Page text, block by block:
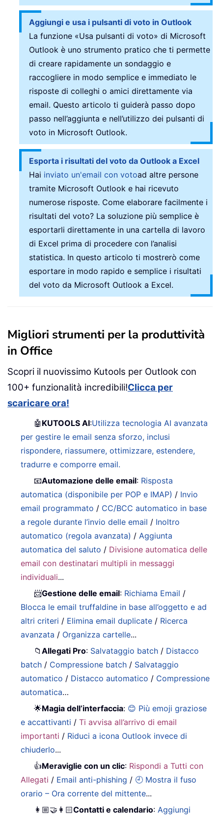
Aggiungi e usa i pulsanti di voto in Outlook
La funzione «Usa pulsanti di voto» di Microsoft
Outlook è uno strumento pratico che ti permette
di creare rapidamente un sondaggio e
raccogliere in modo semplice e immediato le
risposte di colleghi o amici direttamente via
email. Questo articolo ti guiderà passo dopo
passo nell’aggiunta e nell’utilizzo dei pulsanti di
voto in Microsoft Outlook.
Esporta i risultati del voto da Outlook a Excel
Hai inviato un'email con votoad altre persone
tramite Microsoft Outlook e hai ricevuto
numerose risposte. Come elaborare facilmente i
risultati del voto? La soluzione più semplice è
esportarli direttamente in una cartella di lavoro
di Excel prima di procedere con l’analisi
statistica. In questo articolo ti mostrerò come
esportare in modo rapido e semplice i risultati
del voto da Microsoft Outlook a Excel.
Migliori strumenti per la produttività
in Office
Scopri il nuovissimo Kutools per Outlook con
100+ funzionalità incredibili!Clicca per
scaricare ora!
🤖 KUTOOLS AI:Utilizza tecnologia AI avanzata
per gestire le email senza sforzo, inclusi
rispondere, riassumere, ottimizzare, estendere,
tradurre e comporre email.
📧Automazione delle email: Risposta
automatica (disponibile per POP e IMAP) / Invio
email programmato / CC/BCC automatico in base
a regole durante l’invio delle email / Inoltro
automatico (regola avanzata) /Aggiunta
automatica del saluto / Divisione automatica delle
email con destinatari multipli in messaggi
individuali...
📨Gestione delle email: Richiama Email /
Blocca le email truffaldine in base all’oggetto e ad
altri criteri / Elimina email duplicate / Ricerca
avanzata / Organizza cartelle...
📁Allegati Pro: Salvataggio batch / Distacco
batch / Compressione batch / Salvataggio
automatico / Distacco automatico / Compressione
automatica…
🌟Magia dell’interfaccia: 😊 Più emoji graziose
e accattivanti /Ti avvisa all’arrivo di email
importanti / Riduci a icona Outlook invece di
chiuderlo...
👍Meraviglie con un clic: Rispondi a Tutti con
Allegati / Email anti-phishing / 🕘 Mostra il fuso
orario – Ora corrente del mittente...
👩🏼‍🤝‍👩🏻Contatti e calendario:Aggiungi